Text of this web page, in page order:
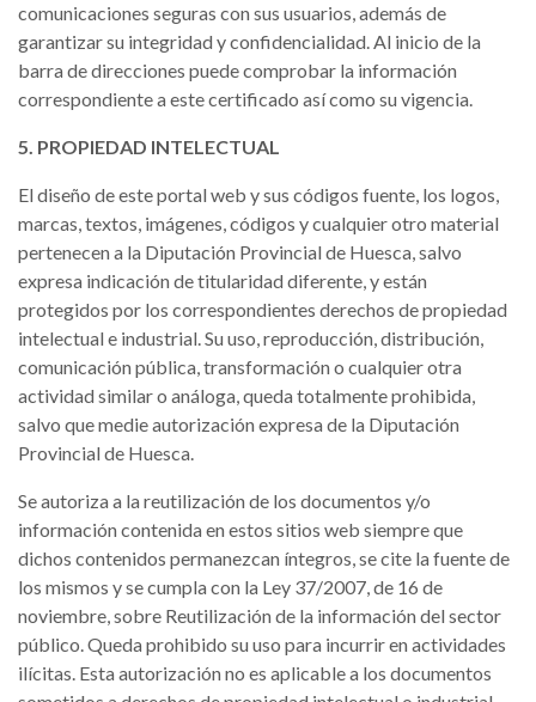
comunicaciones seguras con sus usuarios, además de
garantizar su integridad y confidencialidad. Al inicio de la
barra de direcciones puede comprobar la información
correspondiente a este certificado así como su vigencia.
5. PROPIEDAD INTELECTUAL
El diseño de este portal web y sus códigos fuente, los logos,
marcas, textos, imágenes, códigos y cualquier otro material
pertenecen a la Diputación Provincial de Huesca, salvo
expresa indicación de titularidad diferente, y están
protegidos por los correspondientes derechos de propiedad
intelectual e industrial. Su uso, reproducción, distribución,
comunicación pública, transformación o cualquier otra
actividad similar o análoga, queda totalmente prohibida,
salvo que medie autorización expresa de la Diputación
Provincial de Huesca.
Se autoriza a la reutilización de los documentos y/o
información contenida en estos sitios web siempre que
dichos contenidos permanezcan íntegros, se cite la fuente de
los mismos y se cumpla con la Ley 37/2007, de 16 de
noviembre, sobre Reutilización de la información del sector
público. Queda prohibido su uso para incurrir en actividades
ilícitas. Esta autorización no es aplicable a los documentos